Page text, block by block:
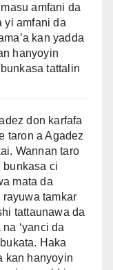
amfani da
yi amfani da
kan yadda
hanyoyin
tattalin
don karfafa
taron a Agadez
Wannan taro
bunkasa ci
mata da
tamkar
tattaunawa da
‘yanci da
Haka
kan hanyoyin